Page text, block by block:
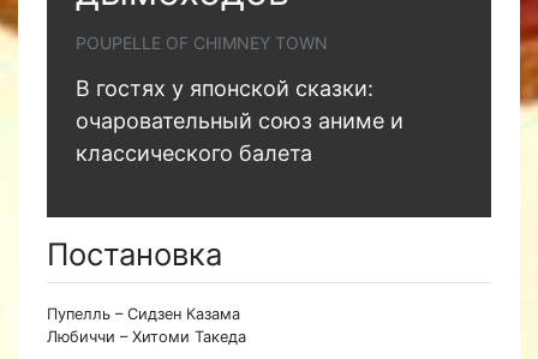
POUPELLE OF CHIMNEY TOWN
В гостях у японской сказки:
очаровательный союз аниме и
классического балета
Постановка
Пупелль – Сидзен Казама
Любиччи – Хитоми Такеда